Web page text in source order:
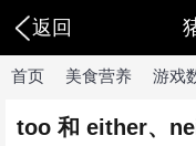
返回
首页 美食营养 游戏
too 和 either、